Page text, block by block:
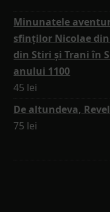
Minunatele
sfinților Nicolae
din Stiri și Trani în
anului 1100
45 lei
De altundeva,
75 lei